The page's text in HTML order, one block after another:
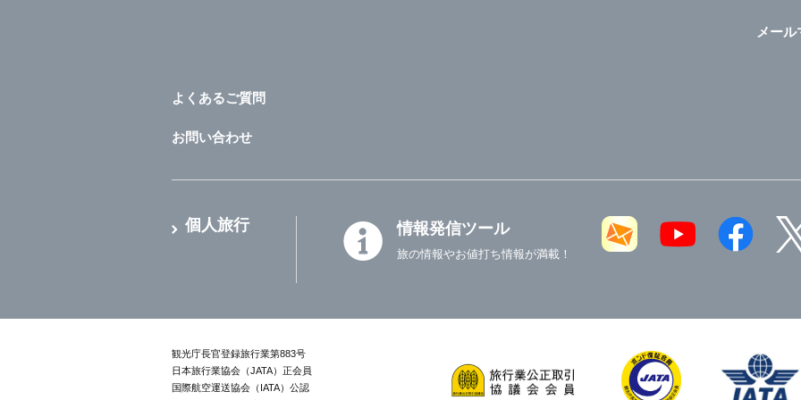
メー
よくあるご質問
お問い合わせ
個人旅行 情報発信ツール
旅の情報やお値打ち情報が満載！
観光庁長官登録旅行業第883号
日本旅行業協会（JATA）正会員
国際航空運送協会（IATA）公認